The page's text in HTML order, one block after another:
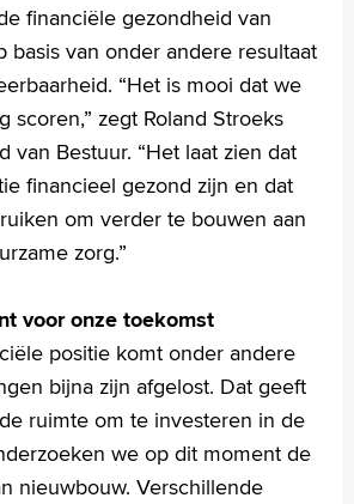
financiële gezondheid van
basis van onder andere resultaat
“Het is mooi dat we
scoren,” zegt Roland Stroeks
van Bestuur. “Het laat zien dat
financieel gezond zijn en dat
om verder te bouwen aan
zorg.”
voor onze toekomst
positie komt onder andere
bijna zijn afgelost. Dat geeft
ruimte om te investeren in de
we op dit moment de
nieuwbouw. Verschillende